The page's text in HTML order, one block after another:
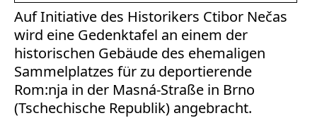
Auf Initiative des Historikers Ctibor Nečas
wird eine Gedenktafel an einem der
historischen Gebäude des ehemaligen
Sammelplatzes für zu deportierende
Rom:nja in der Masná-Straße in Brno
(Tschechische Republik) angebracht.